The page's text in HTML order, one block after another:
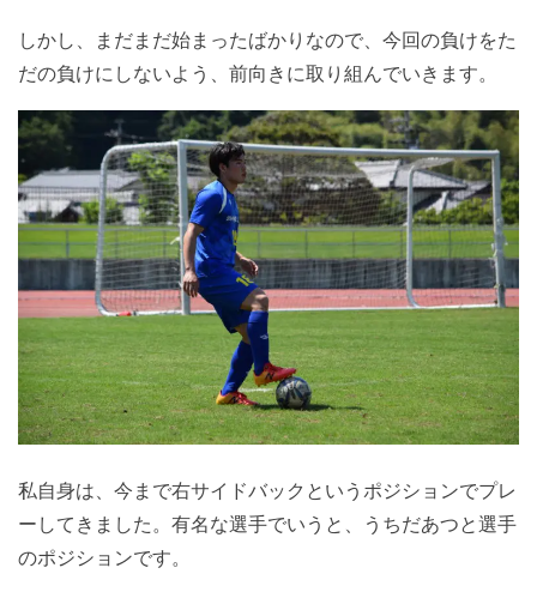
しかし、まだまだ始まったばかりなので、今回の負けをた
だの負けにしないよう、前向きに取り組んでいきます。
私自身は、今まで右サイドバックというポジションでプレ
ーしてきました。有名な選手でいうと、うちだあつと選手
のポジションです。